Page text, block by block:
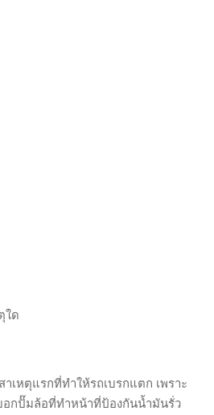
ใด
เหตุแรกที่ทำให้รถเบรกแตก เพราะ
อกปั๊มล้อที่ทำหน้าที่ป้องกันน้ำมันรั่ว